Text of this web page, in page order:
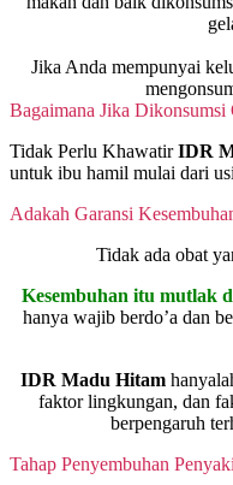
Jika Anda mempunyai
Bagaimana Jika
Tidak Perlu KhawatirIDR
untuk ibu hamil mulai dari
Adakah Garansi
Tidak ada obat
Kesembuhan itu mutlak
hanya wajib berdo’a dan
IDR Madu Hitam
faktor lingkungan, dan
berpengaruh
Tahap Penyembuhan